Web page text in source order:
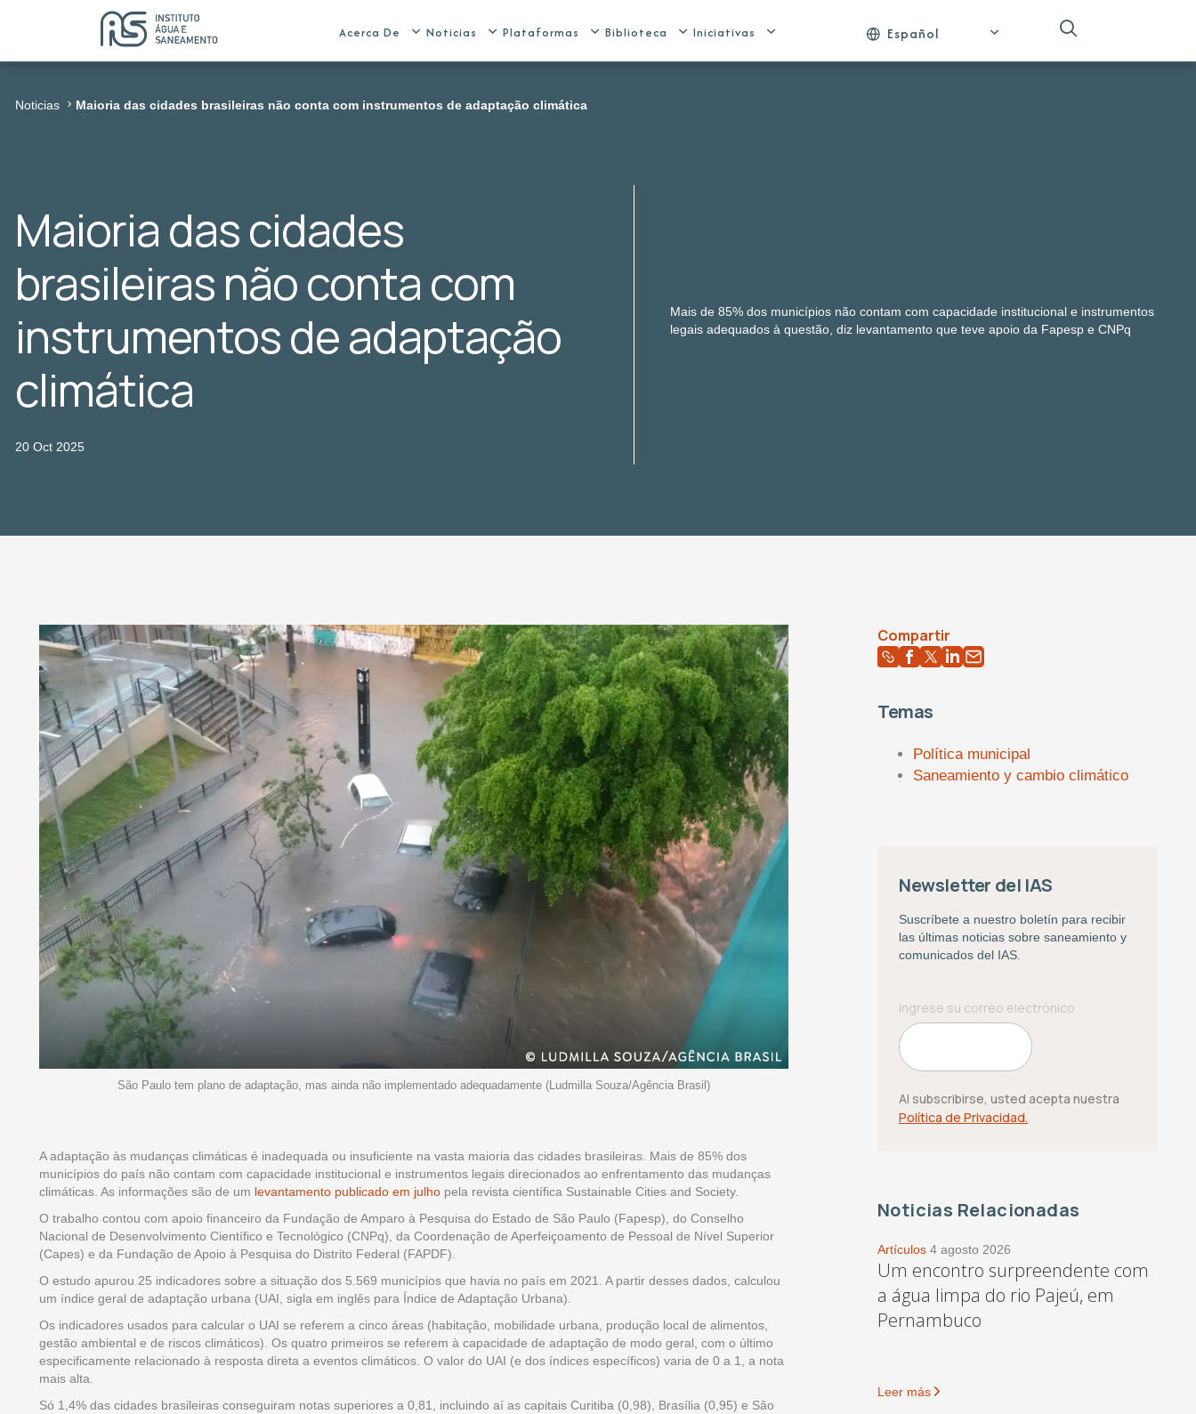
Acerca De Noticias Plataformas Biblioteca Iniciativas Español
Noticias Maioria das cidades brasileiras não conta com instrumentos de adaptação climática
Maioria das cidades
brasileiras não conta com
instrumentos de adaptação
climática
20 Oct 2025
Mais de 85% dos municípios não contam com capacidade institucional e instrumentos
legais adequados à questão, diz levantamento que teve apoio da Fapesp e CNPq
São Paulo tem plano de adaptação, mas ainda não implementado adequadamente (Ludmilla Souza/Agência Brasil)
A adaptação às mudanças climáticas é inadequada ou insuficiente na vasta maioria das cidades brasileiras. Mais de 85% dos
municípios do país não contam com capacidade institucional e instrumentos legais direcionados ao enfrentamento das mudanças
climáticas. As informações são de um levantamento publicado em julho pela revista científica Sustainable Cities and Society.
O trabalho contou com apoio financeiro da Fundação de Amparo à Pesquisa do Estado de São Paulo (Fapesp), do Conselho
Nacional de Desenvolvimento Científico e Tecnológico (CNPq), da Coordenação de Aperfeiçoamento de Pessoal de Nível Superior
(Capes) e da Fundação de Apoio à Pesquisa do Distrito Federal (FAPDF).
O estudo apurou 25 indicadores sobre a situação dos 5.569 municípios que havia no país em 2021. A partir desses dados, calculou
um índice geral de adaptação urbana (UAI, sigla em inglês para Índice de Adaptação Urbana).
Os indicadores usados para calcular o UAI se referem a cinco áreas (habitação, mobilidade urbana, produção local de alimentos,
gestão ambiental e de riscos climáticos). Os quatro primeiros se referem à capacidade de adaptação de modo geral, com o último
especificamente relacionado à resposta direta a eventos climáticos. O valor do UAI (e dos índices específicos) varia de 0 a 1, a nota
mais alta.
Só 1,4% das cidades brasileiras conseguiram notas superiores a 0,81, incluindo aí as capitais Curitiba (0,98), Brasília (0,95) e São
Compartir
Temas
Política municipal
Saneamiento y cambio climático
Newsletter del IAS
Suscríbete a nuestro boletín para recibir
las últimas noticias sobre saneamiento y
comunicados del IAS.
Al subscribirse, usted acepta nuestra
Política de Privacidad.
Noticias Relacionadas
Artículos 4 agosto 2026
Um encontro surpreendente com
a água limpa do rio Pajeú, em
Pernambuco
Leer más